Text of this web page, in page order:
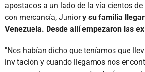
apostados a un lado de la vía cientos
con mercancía, Juniory su familia
Venezuela. Desde allí empezaron las
"Nos habían dicho que teníamos que
invitación y cuando llegamos nos